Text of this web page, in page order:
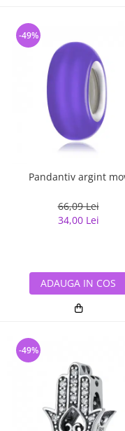
Pandantiv argint
66,09 Lei
34,00 Lei
-49%
ADAUGA IN COS
-49%